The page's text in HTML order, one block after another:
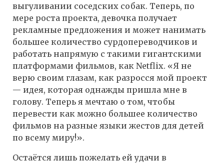
выгуливании соседских собак. Теперь, по
мере роста проекта, девочка получает
рекламные предложения и может нанимать
большее количество сурдопереводчиков и
работать напрямую с такими гигантскими
платформами фильмов, как Netflix. «Я не
верю своим глазам, как разросся мой проект
— идея, которая однажды пришла мне в
голову. Теперь я мечтаю о том, чтобы
перевести как можно большее количество
фильмов на разные языки жестов для детей
по всему миру!».
Остаётся лишь пожелать ей удачи в